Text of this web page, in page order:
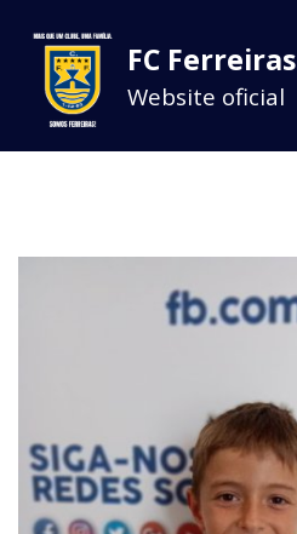
FC Ferreiras
Website oficial